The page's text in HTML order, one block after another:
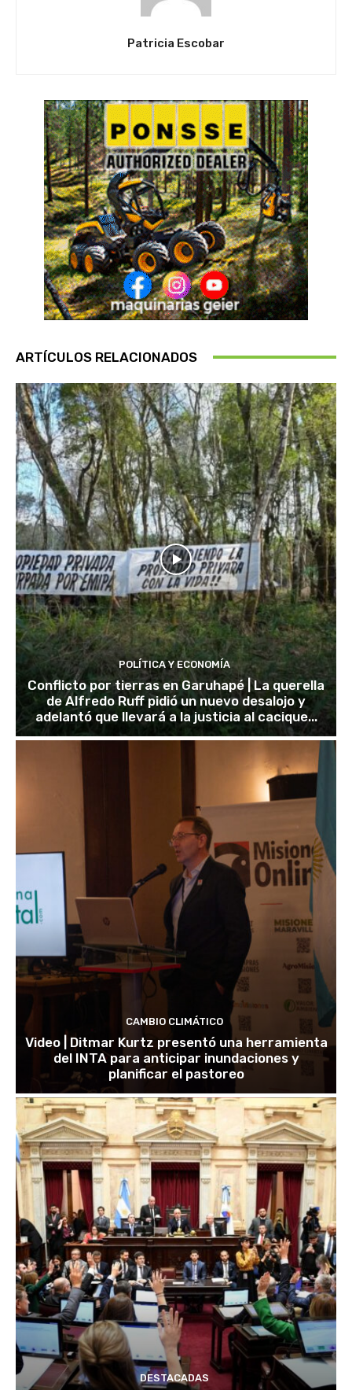
Patricia Escobar
ARTÍCULOS RELACIONADOS
POLÍTICA Y ECONOMÍA
Conflicto por tierras en Garuhapé | La querella
de Alfredo Ruff pidió un nuevo desalojo y
adelantó que llevará a la justicia al cacique...
CAMBIO CLIMÁTICO
Video | Ditmar Kurtz presentó una herramienta
del INTA para anticipar inundaciones y
planificar el pastoreo
DESTACADAS